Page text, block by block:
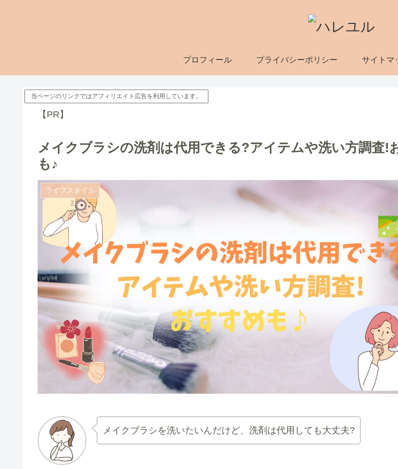
プロフィール プライバシーポリシー サイトマ
当ページのリンクではアフィリエイト広告を利用しています。
【PR】
メイクブラシの洗剤は代用できる?アイテムや洗い方調査!
も♪
ライフスタイル
メイクブラシを洗いたいんだけど、洗剤は代用しても大丈夫?